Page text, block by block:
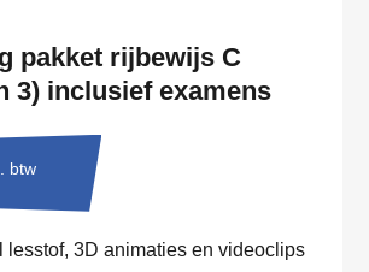
pakket rijbewijs C
3) inclusief examens
btw
lesstof, 3D animaties en videoclips